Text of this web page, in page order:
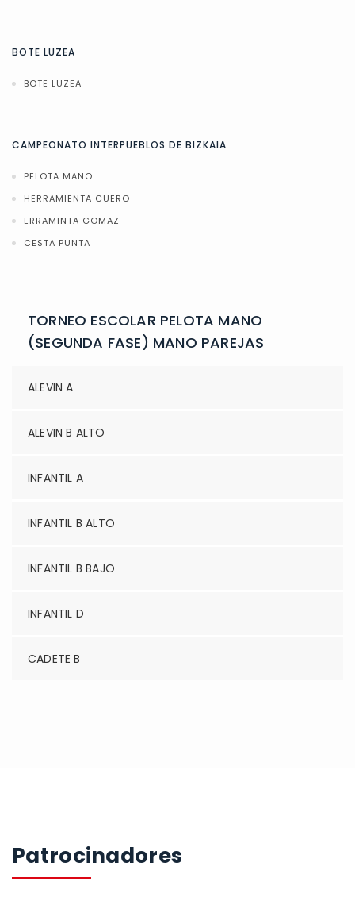
BOTE LUZEA
BOTE LUZEA
CAMPEONATO INTERPUEBLOS DE BIZKAIA
PELOTA MANO
HERRAMIENTA CUERO
ERRAMINTA GOMAZ
CESTA PUNTA
TORNEO ESCOLAR PELOTA MANO
(SEGUNDA FASE) MANO PAREJAS
ALEVIN A
ALEVIN B ALTO
INFANTIL A
INFANTIL B ALTO
INFANTIL B BAJO
INFANTIL D
CADETE B
Patrocinadores